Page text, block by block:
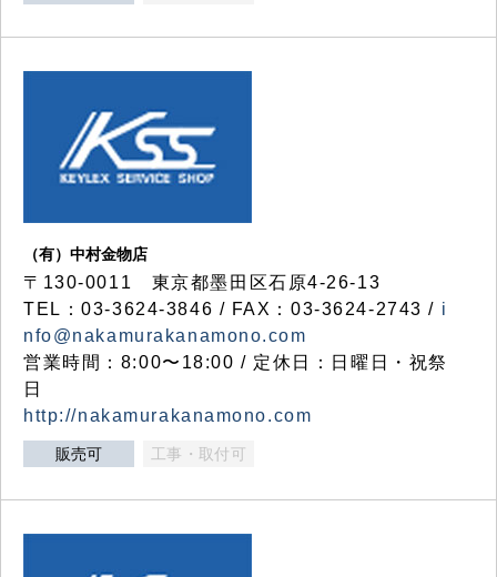
（有）中村金物店
〒130-0011 東京都墨田区石原4-26-13
TEL：03-3624-3846 / FAX：03-3624-2743 / i
nfo@nakamurakanamono.com
営業時間：8:00〜18:00 / 定休日：日曜日・祝祭
日
http://nakamurakanamono.com
販売可 工事・取付可